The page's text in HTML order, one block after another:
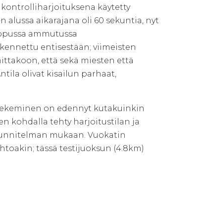
käytetty
alussa aikarajana oli 60 sekuntia, nyt
ammutussa
entisestään; viimeisten
että sekä miesten että
olivat kisailun parhaat,
on edennyt kutakuinkin
kohdalla tehty harjoitustilan ja
mukaan. Vuokatin
tässä testijuoksun (4.8km)